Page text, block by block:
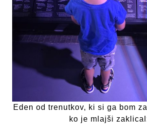
Eden od trenutkov, ki si ga bom
ko je mlajši